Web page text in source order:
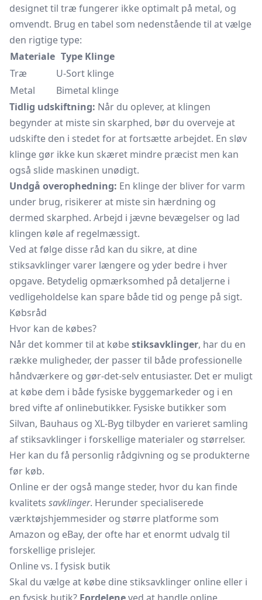
designet til træ fungerer ikke optimalt på metal, og
omvendt. Brug en tabel som nedenstående til at vælge
den rigtige type:
Materiale Type Klinge
Træ
U-Sort klinge
Metal
Bimetal klinge
Tidlig udskiftning: Når du oplever, at klingen
begynder at miste sin skarphed, bør du overveje at
udskifte den i stedet for at fortsætte arbejdet. En sløv
klinge gør ikke kun skæret mindre præcist men kan
også slide maskinen unødigt.
Undgå overophedning: En klinge der bliver for varm
under brug, risikerer at miste sin hærdning og
dermed skarphed. Arbejd i jævne bevægelser og lad
klingen køle af regelmæssigt.
Ved at følge disse råd kan du sikre, at dine
stiksavklinger varer længere og yder bedre i hver
opgave. Betydelig opmærksomhed på detaljerne i
vedligeholdelse kan spare både tid og penge på sigt.
Købsråd
Hvor kan de købes?
Når det kommer til at købestiksavklinger, har du en
række muligheder, der passer til både professionelle
håndværkere og gør-det-selv entusiaster. Det er muligt
at købe dem i både fysiske byggemarkeder og i en
bred vifte af onlinebutikker. Fysiske butikker som
Silvan, Bauhaus og XL-Byg tilbyder en varieret samling
af stiksavklinger i forskellige materialer og størrelser.
Her kan du få personlig rådgivning og se produkterne
før køb.
Online er der også mange steder, hvor du kan finde
kvalitets savklinger. Herunder specialiserede
værktøjshjemmesider og større platforme som
Amazon og eBay, der ofte har et enormt udvalg til
forskellige prislejer.
Online vs. I fysisk butik
Skal du vælge at købe dine stiksavklinger online eller i